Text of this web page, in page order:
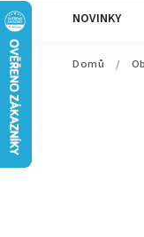
NOVINKY
Domů /